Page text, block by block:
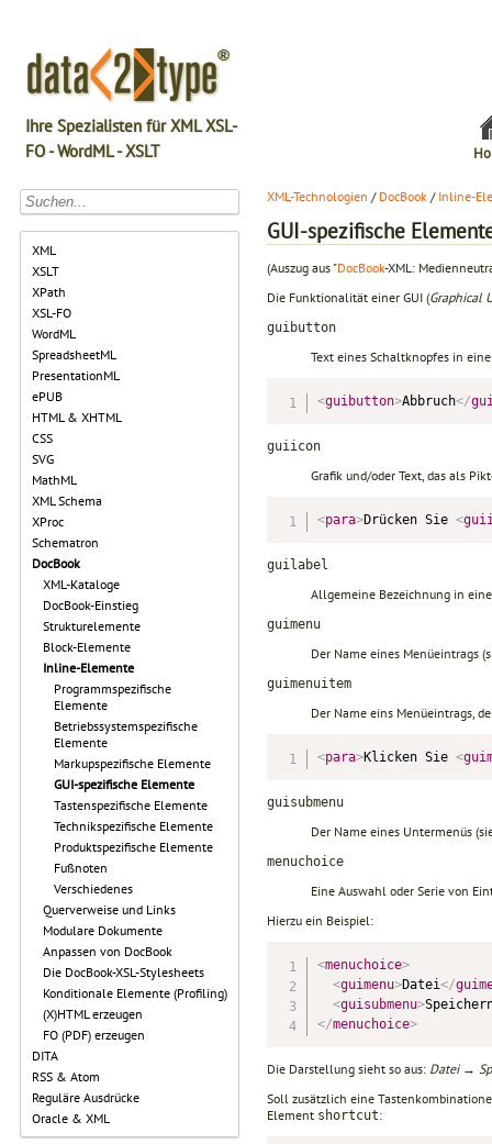
Ihre Spezialisten für XML XSL-
FO - WordML - XSLT
XML
XSLT
XPath
XSL-FO
WordML
SpreadsheetML
PresentationML
ePUB
HTML & XHTML
CSS
SVG
MathML
XML Schema
XProc
Schematron
DocBook
XML-Kataloge
DocBook-Einstieg
Strukturelemente
Block-Elemente
Inline-Elemente
Programmspezifische
Elemente
Betriebssystemspezifische
Elemente
Markupspezifische Elemente
GUI-spezifische Elemente
Tastenspezifische Elemente
Technikspezifische Elemente
Produktspezifische Elemente
Fußnoten
Verschiedenes
Querverweise und Links
Modulare Dokumente
Anpassen von DocBook
Die DocBook-XSL-Stylesheets
Konditionale Elemente (Profiling)
(X)HTML erzeugen
FO (PDF) erzeugen
DITA
RSS & Atom
Reguläre Ausdrücke
Oracle & XML
XML-Technologien / DocBook / Inline-
GUI-spezifische
(Auszug aus "DocBook-XML:
Die Funktionalität einer GUI (Graphical
guibutton
Text eines Schaltknopfes in
<guibutton>Abbruch</
guiicon
Grafik und/oder Text, das als
<para>Drücken Sie <
guilabel
Allgemeine Bezeichnung in
guimenu
Der Name eines Menüeintrags
guimenuitem
Der Name eins Menüeintrags,
<para>Klicken Sie <
guisubmenu
Der Name eines Untermenüs
menuchoice
Eine Auswahl oder Serie von
Hierzu ein Beispiel:
<menuchoice>
<guimenu>Datei</
<guisubmenu>
</menuchoice>
Die Darstellung sieht so aus: Datei→
Soll zusätzlich eine
Element shortcut: